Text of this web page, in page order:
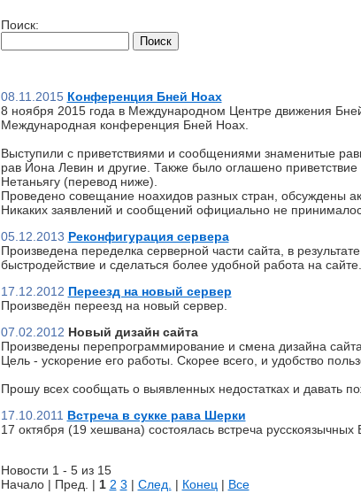
Поиск:
08.11.2015 Конференция Бней Ноах
8 ноября 2015 года в Международном Центре движения
Международная конференция Бней Ноах.
Выступили с приветствиями и сообщениями знаменитые
рав Йона Левин и другие. Также было оглашено
Нетаньягу (перевод ниже).
Проведено совещание ноахидов разных стран, обсуждены
Никаких заявлений и сообщений официально не
05.12.2013 Реконфигурация сервера
Произведена переделка серверной части сайта, в
быстродействие и сделаться более удобной работа на сайте.
17.12.2012 Переезд на новый сервер
Произведён переезд на новый сервер.
07.02.2012 Новый дизайн сайта
Произведены перепрограммирование и смена дизайна сайта.
Цель - ускорение его работы. Скорее всего, и удобство
Прошу всех сообщать о выявленных недостатках и давать
17.10.2011 Встреча в сукке рава Шерки
17 октября (19 хешвана) состоялась встреча
Новости 1 - 5 из 15
Начало | Пред. | 1 2 3 | След. | Конец | Все